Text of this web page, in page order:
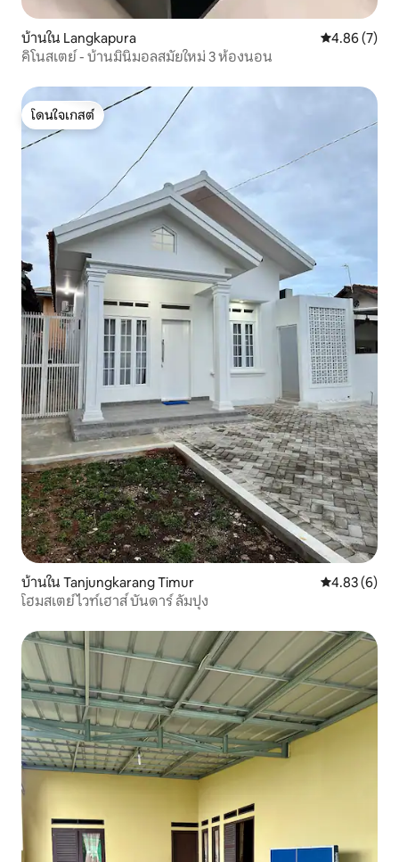
บ้านใน Langkapura คะแนนเฉลี่ย
4.86 (7)
คิโนสเตย์ - บ้านมินิมอลสมัยใหม่ 3 ห้องนอน
โดนใจเกสต์
โดนใจเกสต์
บ้านใน Tanjungkarang Timur คะแนนเฉลี่ย
4.83 (6)
โฮมสเตย์ไวท์เฮาส์ บันดาร์ ลัมปุง